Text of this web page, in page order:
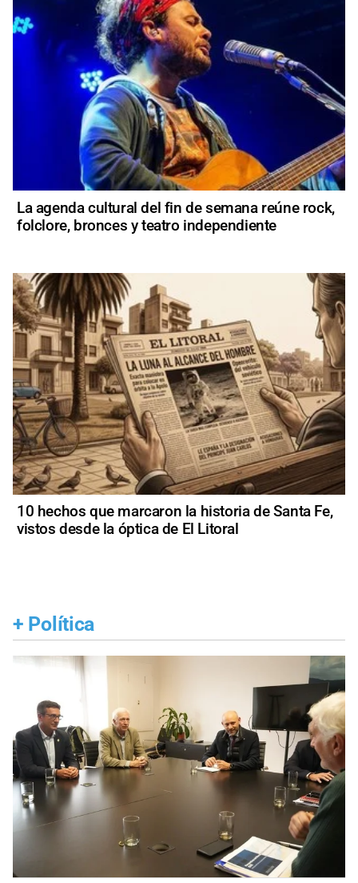
La agenda cultural del fin de semana reúne rock,
folclore, bronces y teatro independiente
10 hechos que marcaron la historia de Santa Fe,
vistos desde la óptica de El Litoral
+ Política